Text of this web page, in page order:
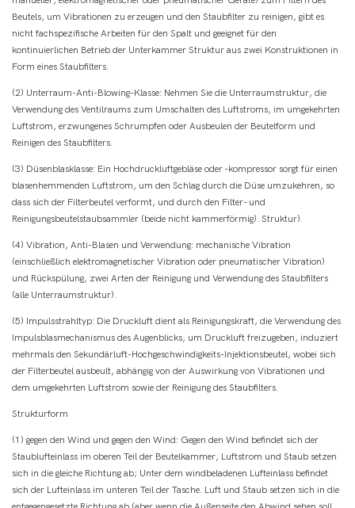
Beutels, um Vibrationen zu erzeugen und den Staubfilter zu reinigen, gibt es
nicht fachspezifische Arbeiten für den Spalt und geeignet für den
kontinuierlichen Betrieb der Unterkammer Struktur aus zwei Konstruktionen in
Form eines Staubfilters.
(2) Unterraum-Anti-Blowing-Klasse: Nehmen Sie die Unterraumstruktur, die
Verwendung des Ventilraums zum Umschalten des Luftstroms, im umgekehrten
Luftstrom, erzwungenes Schrumpfen oder Ausbeulen der Beutelform und
Reinigen des Staubfilters.
(3) Düsenblasklasse: Ein Hochdruckluftgebläse oder -kompressor sorgt für einen
blasenhemmenden Luftstrom, um den Schlag durch die Düse umzukehren, so
dass sich der Filterbeutel verformt, und durch den Filter- und
Reinigungsbeutelstaubsammler (beide nicht kammerförmig). Struktur).
(4) Vibration, Anti-Blasen und Verwendung: mechanische Vibration
(einschließlich elektromagnetischer Vibration oder pneumatischer Vibration)
und Rückspülung, zwei Arten der Reinigung und Verwendung des Staubfilters
(alle Unterraumstruktur).
(5) Impulsstrahltyp: Die Druckluft dient als Reinigungskraft, die Verwendung des
Impulsblasmechanismus des Augenblicks, um Druckluft freizugeben, induziert
mehrmals den Sekundärluft-Hochgeschwindigkeits-Injektionsbeutel, wobei sich
der Filterbeutel ausbeult, abhängig von der Auswirkung von Vibrationen und
dem umgekehrten Luftstrom sowie der Reinigung des Staubfilters.
Strukturform
(1) gegen den Wind und gegen den Wind: Gegen den Wind befindet sich der
Staublufteinlass im oberen Teil der Beutelkammer, Luftstrom und Staub setzen
sich in die gleiche Richtung ab; Unter dem windbeladenen Lufteinlass befindet
sich der Lufteinlass im unteren Teil der Tasche. Luft und Staub setzen sich in die